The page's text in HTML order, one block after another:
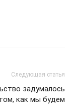
Следующая статья
задумалось
как мы будем